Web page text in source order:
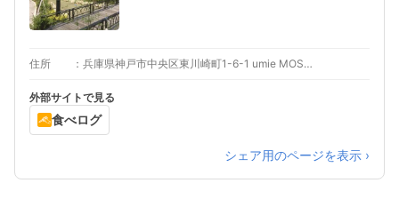
住所 兵庫県神戸市中央区東川崎町1-6-1 umie MOSAIC 1F
外部サイトで見る
食べログ
シェア用のページを表示 ›